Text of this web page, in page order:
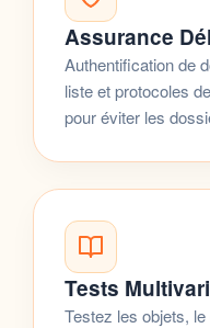
Assurance
Authentification de
liste et protocoles
pour éviter les
Tests
Testez les objets,